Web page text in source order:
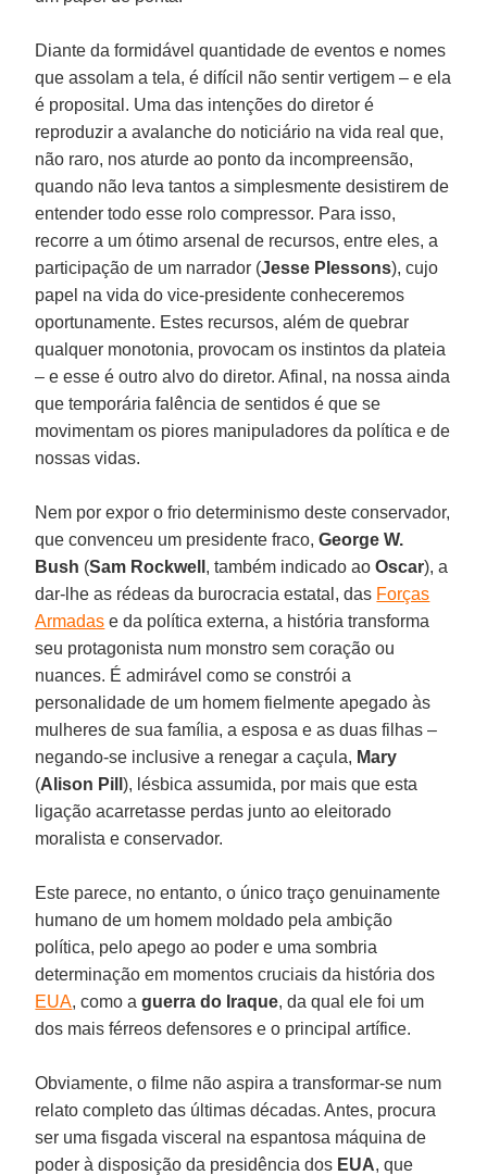
Diante da formidável quantidade de eventos e nomes
que assolam a tela, é difícil não sentir vertigem – e ela
é proposital. Uma das intenções do diretor é
reproduzir a avalanche do noticiário na vida real que,
não raro, nos aturde ao ponto da incompreensão,
quando não leva tantos a simplesmente desistirem de
entender todo esse rolo compressor. Para isso,
recorre a um ótimo arsenal de recursos, entre eles, a
participação de um narrador (Jesse Plessons), cujo
papel na vida do vice-presidente conheceremos
oportunamente. Estes recursos, além de quebrar
qualquer monotonia, provocam os instintos da plateia
– e esse é outro alvo do diretor. Afinal, na nossa ainda
que temporária falência de sentidos é que se
movimentam os piores manipuladores da política e de
nossas vidas.
Nem por expor o frio determinismo deste conservador,
que convenceu um presidente fraco,George W.
Bush (Sam Rockwell , também indicado aoOscar), a
dar-lhe as rédeas da burocracia estatal, das Forças
Armadas e da política externa, a história transforma
seu protagonista num monstro sem coração ou
nuances. É admirável como se constrói a
personalidade de um homem fielmente apegado às
mulheres de sua família, a esposa e as duas filhas –
negando-se inclusive a renegar a caçula, Mary
(Alison Pill), lésbica assumida, por mais que esta
ligação acarretasse perdas junto ao eleitorado
moralista e conservador.
Este parece, no entanto, o único traço genuinamente
humano de um homem moldado pela ambição
política, pelo apego ao poder e uma sombria
determinação em momentos cruciais da história dos
EUA, como aguerra do Iraque, da qual ele foi um
dos mais férreos defensores e o principal artífice.
Obviamente, o filme não aspira a transformar-se num
relato completo das últimas décadas. Antes, procura
ser uma fisgada visceral na espantosa máquina de
poder à disposição da presidência dos EUA, que